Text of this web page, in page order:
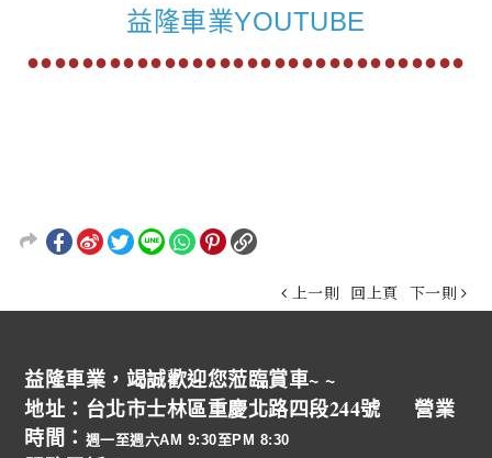
益隆車業YOUTUBE
●●●●●●●●●●●●●●●●●●●●●●●●●●●●●●●●
上一則 回上頁 下一則
益隆車業，竭誠歡迎您蒞臨賞車~ ~
地址：台北市士林區重慶北路四段244號 營業
時間： 週一至週六AM 9:30至PM 8:30